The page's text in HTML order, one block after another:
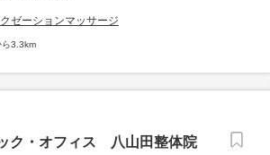
ゼーションマッサージ
ら3.3km
ク・オフィス 八山田整体院